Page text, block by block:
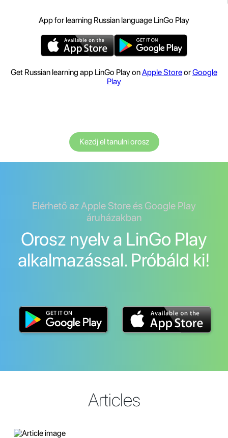
App for learning Russian language LinGo Play
Get Russian learning app LinGo Play onApple StoreorGoogle
Play
Kezdj el tanulni orosz
Elérhető az Apple Store és Google Play
áruházakban
Orosz nyelv a LinGo Play
alkalmazással. Próbáld ki!
Articles